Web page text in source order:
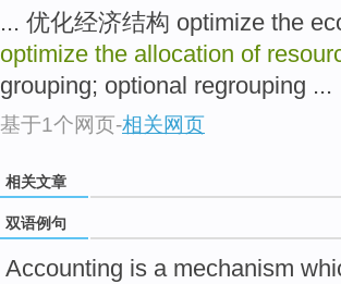
... 优化经济结构 optimize the
optimize the allocation of
grouping; optional regrouping ...
基于1个网页-相关网页
相关文章
双语例句
Accounting is a mechanism